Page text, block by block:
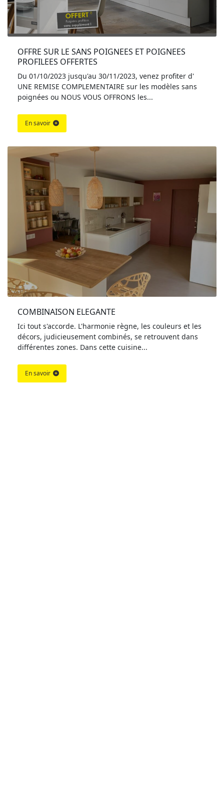
OFFRE SUR LE SANS POIGNEES ET POIGNEES
PROFILEES OFFERTES
Du 01/10/2023 jusqu'au 30/11/2023, venez profiter d'
UNE REMISE COMPLEMENTAIRE sur les modèles sans
poignées ou NOUS VOUS OFFRONS les...
En savoir
COMBINAISON ELEGANTE
Ici tout s'accorde. L'harmonie règne, les couleurs et les
décors, judicieusement combinés, se retrouvent dans
différentes zones. Dans cette cuisine...
En savoir